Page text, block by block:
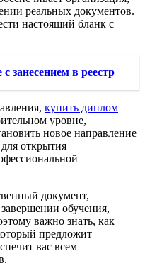
реальных документов.
настоящий бланк с
занесением в реестр
купить диплом
уровне,
новое направление
открытия
документ,
обучения,
важно знать, как
предложит
вас всем